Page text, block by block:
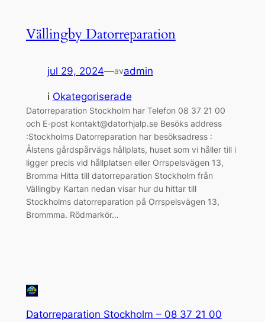
Vällingby Datorreparation
jul 29, 2024—avadmin
i Okategoriserade
Datorreparation Stockholm har Telefon 08 37 21 00
och E-post kontakt@datorhjalp.se Besöks address
:Stockholms Datorreparation har besöksadress :
Ålstens gårdspårvägs hållplats, huset som vi håller till i
ligger precis vid hållplatsen eller Orrspelsvägen 13,
Bromma Hitta till datorreparation Stockholm från
Vällingby Kartan nedan visar hur du hittar till
Stockholms datorreparation på Orrspelsvägen 13,
Brommma. Rödmarkör…
Datorreparation Stockholm – 08 37 21 00